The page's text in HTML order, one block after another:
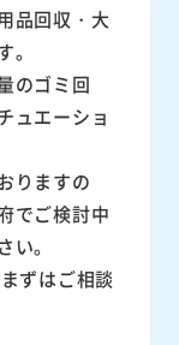
品回収・大
のゴミ回
ュエーショ
りますの
でご検討中
。
ずはご相談